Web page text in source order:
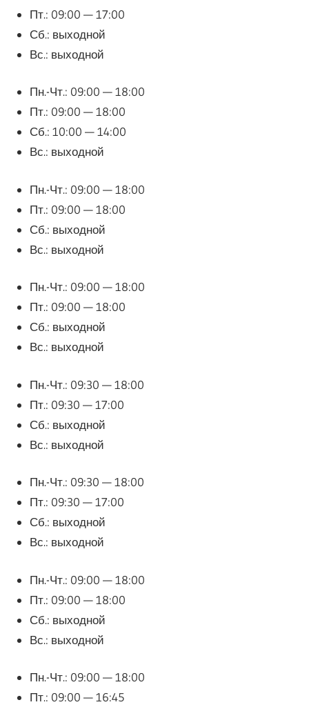
Пт.: 09:00 — 17:00
Сб.: выходной
Вс.: выходной
Пн.-Чт.: 09:00 — 18:00
Пт.: 09:00 — 18:00
Сб.: 10:00 — 14:00
Вс.: выходной
Пн.-Чт.: 09:00 — 18:00
Пт.: 09:00 — 18:00
Сб.: выходной
Вс.: выходной
Пн.-Чт.: 09:00 — 18:00
Пт.: 09:00 — 18:00
Сб.: выходной
Вс.: выходной
Пн.-Чт.: 09:30 — 18:00
Пт.: 09:30 — 17:00
Сб.: выходной
Вс.: выходной
Пн.-Чт.: 09:30 — 18:00
Пт.: 09:30 — 17:00
Сб.: выходной
Вс.: выходной
Пн.-Чт.: 09:00 — 18:00
Пт.: 09:00 — 18:00
Сб.: выходной
Вс.: выходной
Пн.-Чт.: 09:00 — 18:00
Пт.: 09:00 — 16:45